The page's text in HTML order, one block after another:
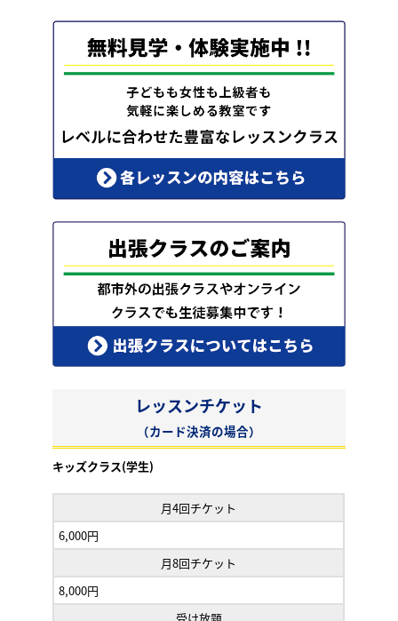
レッスンチケット
（カード決済の場合）
キッズクラス(学生)
月4回チケット
6,000円
月8回チケット
8,000円